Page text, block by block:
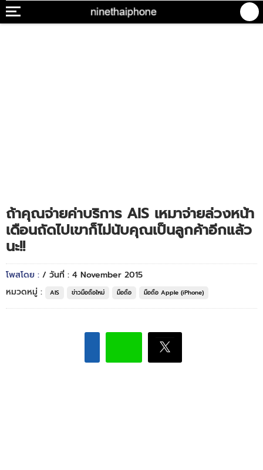
ถ้าคุณจ่ายค่าบริการ AIS เหมาจ่ายล่วงหน้า
เดือนถัดไปเขาก็ไม่นับคุณเป็นลูกค้าอีกแล้ว
นะ!!
โพสโดย : / วันที่ : 4 November 2015
หมวดหมู่ :
AIS ข่าวมือถือใหม่ มือถือ มือถือ Apple (iPhone)